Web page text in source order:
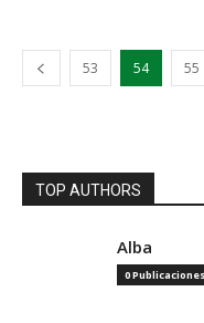
53 54 55
TOP AUTHORS
Alba
0 Publicaciones